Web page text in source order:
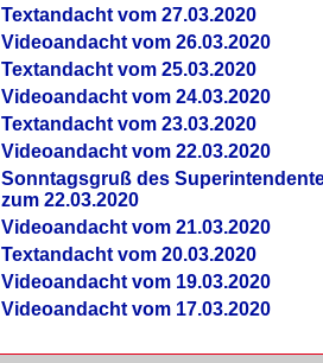
Textandacht vom 27.03.2020
Videoandacht vom 26.03.2020
Textandacht vom 25.03.2020
Videoandacht vom 24.03.2020
Textandacht vom 23.03.2020
Videoandacht vom 22.03.2020
Sonntagsgruß des
zum 22.03.2020
Videoandacht vom 21.03.2020
Textandacht vom 20.03.2020
Videoandacht vom 19.03.2020
Videoandacht vom 17.03.2020